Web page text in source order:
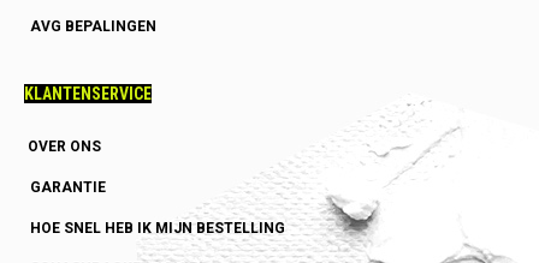
AVG BEPALINGEN
KLANTENSERVICE
OVER ONS
GARANTIE
HOE SNEL HEB IK MIJN BESTELLING